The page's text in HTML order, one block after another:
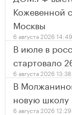
Кожевенной
Москвы
6 августа 2026 14:49
В июле в
стартовало
6 августа 2026 13:38
В
новую школу
6 августа 2026 12:29